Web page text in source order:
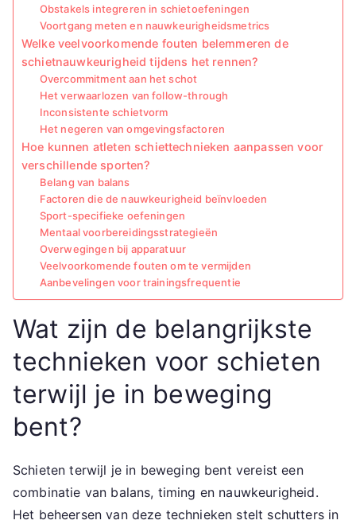
Obstakels integreren in schietoefeningen
Voortgang meten en nauwkeurigheidsmetrics
Welke veelvoorkomende fouten belemmeren de
schietnauwkeurigheid tijdens het rennen?
Overcommitment aan het schot
Het verwaarlozen van follow-through
Inconsistente schietvorm
Het negeren van omgevingsfactoren
Hoe kunnen atleten schiettechnieken aanpassen voor
verschillende sporten?
Belang van balans
Factoren die de nauwkeurigheid beïnvloeden
Sport-specifieke oefeningen
Mentaal voorbereidingsstrategieën
Overwegingen bij apparatuur
Veelvoorkomende fouten om te vermijden
Aanbevelingen voor trainingsfrequentie
Wat zijn de belangrijkste
technieken voor schieten
terwijl je in beweging
bent?
Schieten terwijl je in beweging bent vereist een
combinatie van balans, timing en nauwkeurigheid.
Het beheersen van deze technieken stelt schutters in